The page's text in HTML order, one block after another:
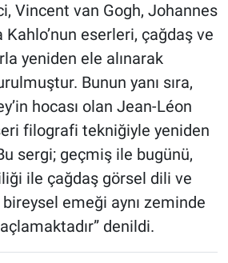
Vincent van Gogh, Johannes
eserleri, çağdaş ve
yeniden ele alınarak
Bunun yanı sıra,
hocası olan Jean-Léon
filografi tekniğiyle yeniden
sergi; geçmiş ile bugünü,
ile çağdaş görsel dili ve
emeği aynı zeminde
denildi.